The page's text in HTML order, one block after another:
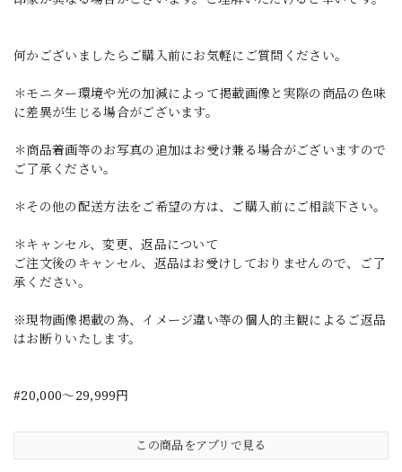
何かございましたらご購入前にお気軽にご質問ください。
＊モニター環境や光の加減によって掲載画像と実際の商品の色味
に差異が生じる場合がございます。
＊商品着画等のお写真の追加はお受け兼る場合がございますので
ご了承ください。
＊その他の配送方法をご希望の方は、ご購入前にご相談下さい。
＊キャンセル、変更、返品について
ご注文後のキャンセル、返品はお受けしておりませんので、ご了
承ください。
※現物画像掲載の為、イメージ違い等の個人的主観によるご返品
はお断りいたします。
#20,000～29,999円
この商品をアプリで見る